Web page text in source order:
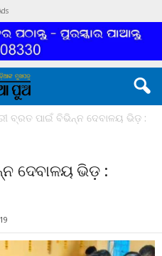
ବ୍ରତ ପାଇଁ ବିଭିନ୍ନ ଦେବାଳୟ ଭିଡ଼ :
ଦେବାଳୟ ଭିଡ଼ :
19